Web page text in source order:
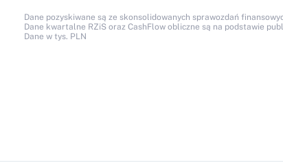
Dane pozyskiwane są ze skonsolidowanych sprawozdań
Dane kwartalne RZiS oraz CashFlow obliczne są na podstawie
Dane w tys. PLN